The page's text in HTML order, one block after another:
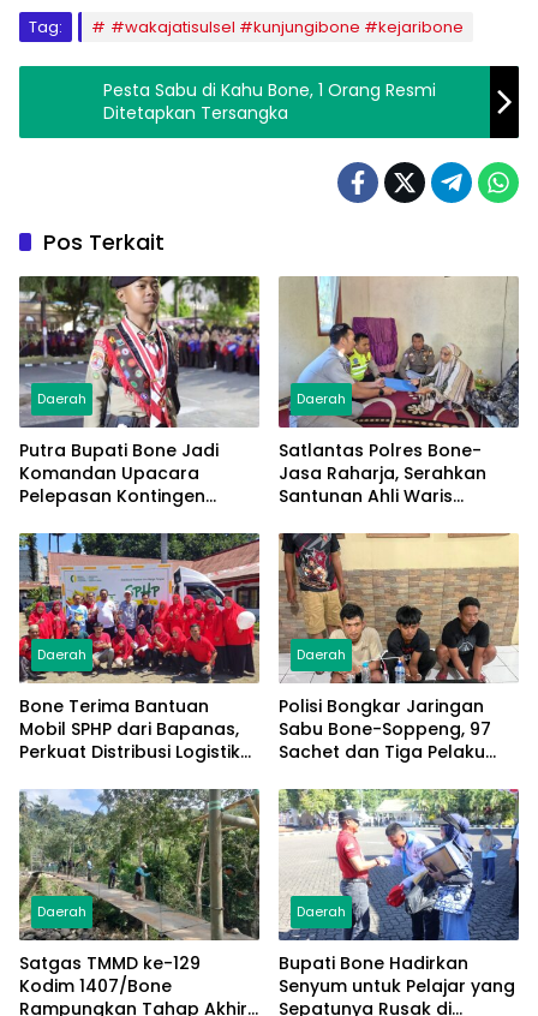
Tag: #wakajatisulsel #kunjungibone #kejaribone
Pesta Sabu di Kahu Bone, 1 Orang Resmi
Ditetapkan Tersangka
Pos Terkait
Daerah
Putra Bupati Bone Jadi
Komandan Upacara
Pelepasan Kontingen
Daerah
Satlantas Polres Bone-
Jasa Raharja, Serahkan
Santunan Ahli Waris
Rp50 Juta
Daerah
Bone Terima Bantuan
Mobil SPHP dari Bapanas,
Perkuat Distribusi Logistik
Daerah
Polisi Bongkar Jaringan
Sabu Bone-Soppeng, 97
Sachet dan Tiga Pelaku
Daerah
Satgas TMMD ke-129
Kodim 1407/Bone
Rampungkan Tahap Akhir
Daerah
Bupati Bone Hadirkan
Senyum untuk Pelajar yang
Sepatunya Rusak di